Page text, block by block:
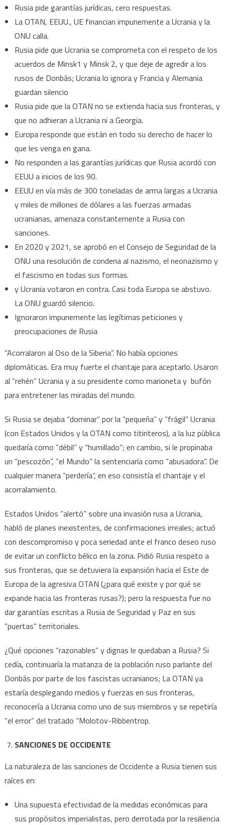
Rusia pide garantías jurídicas, cero respuestas.
La OTAN, EEUU., UE financian impunemente a Ucrania y la
ONU calla.
Rusia pide que Ucrania se comprometa con el respeto de los
acuerdos de Minsk1 y Minsk 2, y que deje de agredir a los
rusos de Donbás; Ucrania lo ignora y Francia y Alemania
guardan silencio
Rusia pide que la OTAN no se extienda hacia sus fronteras, y
que no adhieran a Ucrania ni a Georgia.
Europa responde que están en todo su derecho de hacer lo
que les venga en gana.
No responden a las garantías jurídicas que Rusia acordó con
EEUU a inicios de los 90.
EEUU en vía más de 300 toneladas de arma largas a Ucrania
y miles de millones de dólares a las fuerzas armadas
ucranianas, amenaza constantemente a Rusia con
sanciones.
En 2020 y 2021, se aprobó en el Consejo de Seguridad de la
ONU una resolución de condena al nazismo, el neonazismo y
el fascismo en todas sus formas.
y Ucrania votaron en contra. Casi toda Europa se abstuvo.
La ONU guardó silencio.
Ignoraron impunemente las legítimas peticiones y
preocupaciones de Rusia
“Acorralaron al Oso de la Siberia”. No había opciones
diplomáticas. Era muy fuerte el chantaje para aceptarlo. Usaron
al “rehén” Ucrania y a su presidente como marioneta y bufón
para entretener las miradas del mundo.
Si Rusia se dejaba “dominar” por la “pequeña” y “frágil” Ucrania
(con Estados Unidos y la OTAN como titiriteros), a la luz pública
quedaría como “débil” y “humillado”; en cambio, si le propinaba
un “pescozón”, “el Mundo” la sentenciaría como “abusadora”. De
cualquier manera “perdería”, en eso consistía el chantaje y el
acorralamiento.
Estados Unidos “alertó” sobre una invasión rusa a Ucrania,
habló de planes inexistentes, de confirmaciones irreales; actuó
con descompromiso y poca seriedad ante el franco deseo ruso
de evitar un conflicto bélico en la zona. Pidió Rusia respeto a
sus fronteras, que se detuviera la expansión hacia el Este de
Europa de la agresiva OTAN (¿para qué existe y por qué se
expande hacia las fronteras rusas?); pero la respuesta fue no
dar garantías escritas a Rusia de Seguridad y Paz en sus
“puertas” territoriales.
¿Qué opciones “razonables” y dignas le quedaban a Rusia? Si
cedía, continuaría la matanza de la población ruso parlante del
Donbás por parte de los fascistas ucranianos; La OTAN ya
estaría desplegando medios y fuerzas en sus fronteras,
reconocería a Ucrania como uno de sus miembros y se repetiría
“el error” del tratado “Molotov-Ribbentrop.
SANCIONES DE OCCIDENTE
La naturaleza de las sanciones de Occidente a Rusia tienen sus
raíces en:
Una supuesta efectividad de la medidas económicas para
sus propósitos imperialistas, pero derrotada por la resiliencia